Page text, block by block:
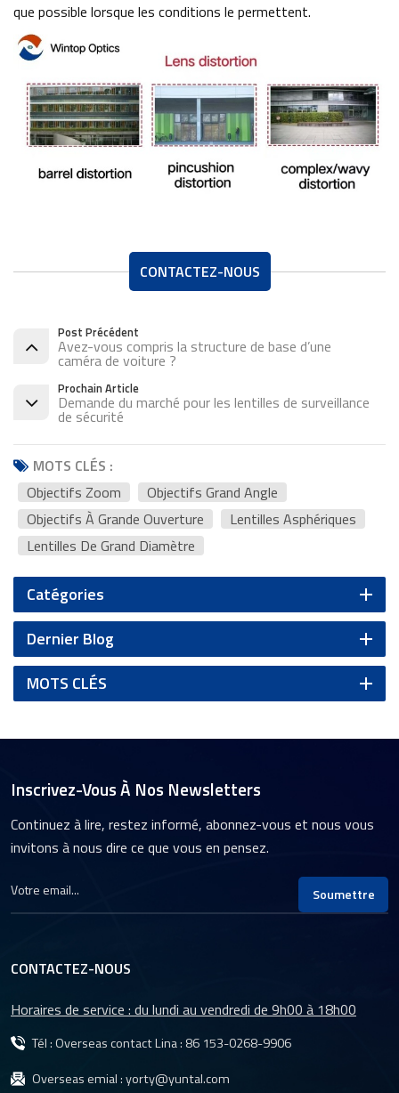
que possible lorsque les conditions le permettent.
CONTACTEZ-NOUS
Post Précédent
Avez-vous compris la structure de base d’une
caméra de voiture ?
Prochain Article
Demande du marché pour les lentilles de surveillance
de sécurité
MOTS CLÉS :
Objectifs Zoom
Objectifs Grand Angle
Objectifs À Grande Ouverture
Lentilles Asphériques
Lentilles De Grand Diamètre
Catégories
Dernier Blog
MOTS CLÉS
Inscrivez-Vous À Nos Newsletters
Continuez à lire, restez informé, abonnez-vous et nous vous
invitons à nous dire ce que vous en pensez.
Soumettre
CONTACTEZ-NOUS
Horaires de service : du lundi au vendredi de 9h00 à 18h00
Tél : Overseas contact Lina : 86 153-0268-9906
Overseas emial :yorty@yuntal.com